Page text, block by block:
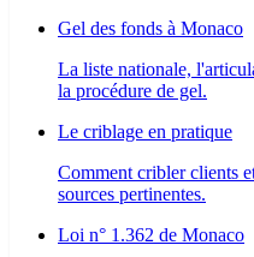
Gel des fonds à Monaco
La liste nationale,
la procédure de gel.
Le criblage en pratique
Comment cribler clients
sources pertinentes.
Loi n° 1.362 de Monaco